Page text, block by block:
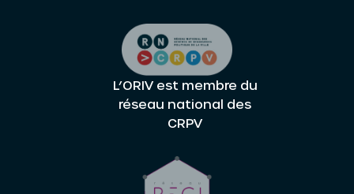
L’ORIV est membre du
réseau national des
CRPV